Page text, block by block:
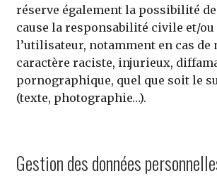
réserve également la possibilité
cause la responsabilité civile et/ou
l’utilisateur, notamment en cas de
caractère raciste, injurieux,
pornographique, quel que soit le
(texte, photographie…).
Gestion des données